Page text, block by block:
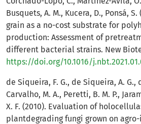
Busquets, A. M., Kucera, D., Ponsá,
grain as a no-cost substrate for
production: Assessment of
different bacterial strains. New
https://doi.org/10.1016/
de Siqueira, F. G., de Siqueira, A. G.,
Carvalho, M. A., Peretti, B. M. P.,
X. F. (2010). Evaluation of
plantdegrading fungi grown on